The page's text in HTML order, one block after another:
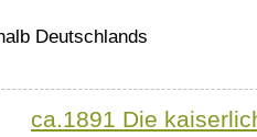
Deutschlands
ca.1891 Die